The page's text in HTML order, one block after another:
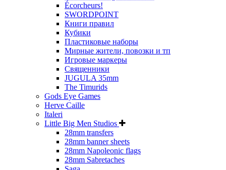
Écorcheurs!
SWORDPOINT
Книги правил
Кубики
Пластиковые наборы
Мирные жители, повозки и тп
Игровые маркеры
Священники
JUGULA 35mm
The Timurids
Gods Eye Games
Herve Caille
Italeri
Little Big Men Studios
28mm transfers
28mm banner sheets
28mm Napoleonic flags
28mm Sabretaches